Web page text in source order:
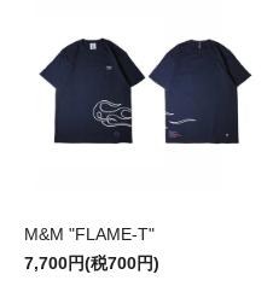
M&M "FLAME-T"
7,700円(税700円)